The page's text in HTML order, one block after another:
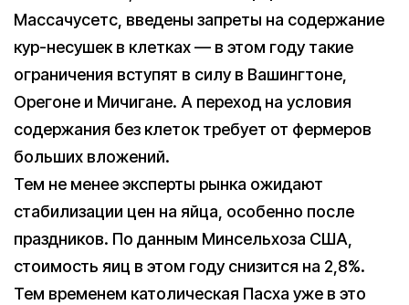
Массачусетс, введены запреты на содержание
кур-несушек в клетках — в этом году такие
ограничения вступят в силу в Вашингтоне,
Орегоне и Мичигане. А переход на условия
содержания без клеток требует от фермеров
больших вложений.
Тем не менее эксперты рынка ожидают
стабилизации цен на яйца, особенно после
праздников. По данным Минсельхоза США,
стоимость яиц в этом году снизится на 2,8%.
Тем временем католическая Пасха уже в это